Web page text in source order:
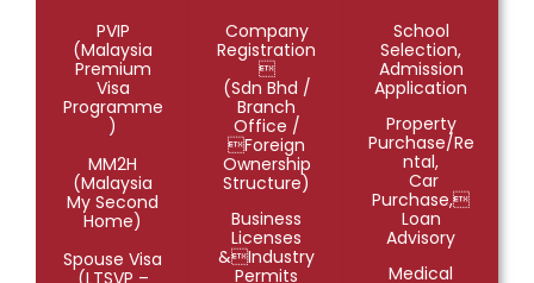
PVIP
(Malaysia
Premium
Visa
Programme
)
MM2H
(Malaysia
My Second
Home)
Spouse Visa
(LTSVP –
Company
Registration

(Sdn Bhd /
Branch
Office /
Foreign
Ownership
Structure)
Business
Licenses
&Industry
Permits
School
Selection,
Admission
Application
Property
Purchase/Re
ntal,
Car
Purchase,
Loan
Advisory
Medical